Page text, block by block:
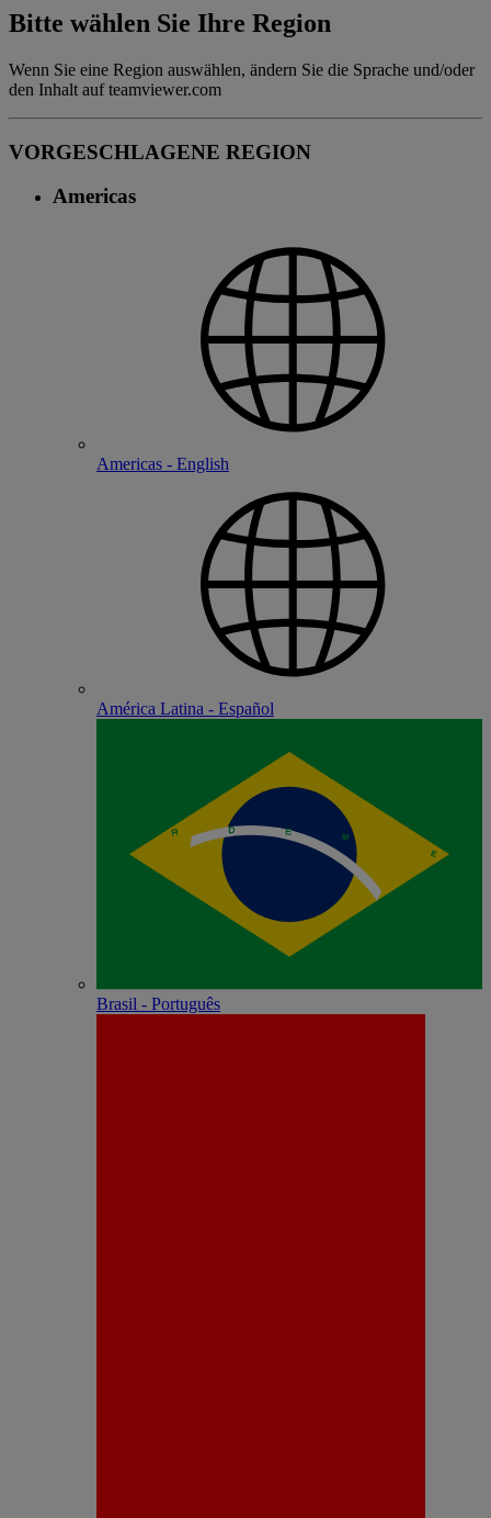
Bitte wählen Sie Ihre Region
Wenn Sie eine Region auswählen, ändern Sie die Sprache und/oder
den Inhalt auf teamviewer.com
VORGESCHLAGENE REGION
Americas
Americas - English
América Latina - Español
Brasil - Português